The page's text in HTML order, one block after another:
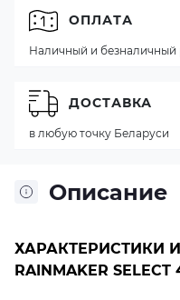
Описание
ХАРАКТЕРИСТИКИ И
RAINMAKER
ОПЛАТА
Наличный и безналичный
ДОСТАВКА
в любую точку Беларуси